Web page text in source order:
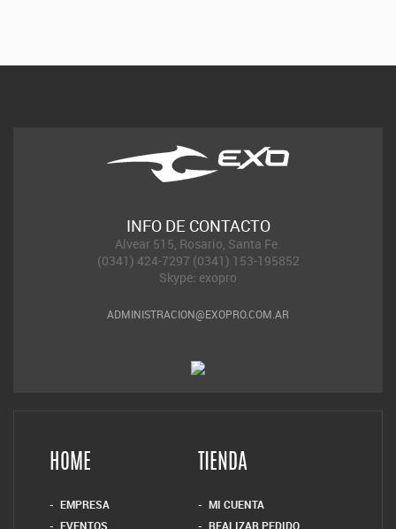
INFO DE CONTACTO
Alvear 515, Rosario, Santa Fe.
(0341) 424-7297 (0341) 153-195852
Skype: exopro
ADMINISTRACION@EXOPRO.COM.AR
HOME
EMPRESA
EVENTOS
TIENDA
MI CUENTA
REALIZAR PEDIDO